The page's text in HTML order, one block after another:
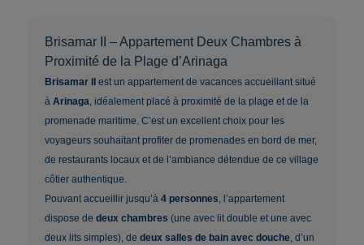
Brisamar II – Appartement Deux Chambres à
Proximité de la Plage d’Arinaga
Brisamar II
est un appartement de vacances accueillant situé
àArinaga, idéalement placé à proximité de la plage et de la
promenade maritime. C’est un excellent choix pour les
voyageurs souhaitant profiter de promenades en bord de mer,
de restaurants locaux et de l’ambiance détendue de ce village
côtier authentique.
Pouvant accueillir jusqu’à4 personnes, l’appartement
dispose dedeux chambres (une avec lit double et une avec
deux lits simples), dedeux salles de bain avec douche, d’un